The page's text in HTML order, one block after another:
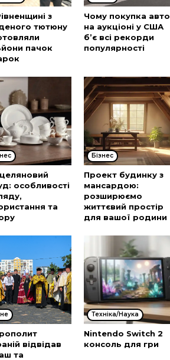
з
тютюну
пачок
Чому покупка авто
на аукціоні у США
б’є всі рекорди
популярності
особливості
та
Бізнес
Проект будинку з
мансардою:
розширюємо
життєвий простір
для вашої родини
відвідав
та
Техніка/Наука
Nintendo Switch 2
консоль для гри